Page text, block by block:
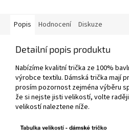
Popis Hodnocení Diskuze
Detailní popis produktu
Nabízíme kvalitní trička ze 100%
výrobce textilu. Dámská trička mají
prosím pozornost zejména výběru
že si nejste jisti velikostí, volte
velikostí naleztene níže.